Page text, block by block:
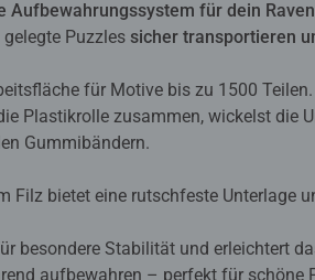
Aufbewahrungssystem für dein
Puzzles sicher transportieren
für Motive bis zu 1500
Plastikrolle zusammen, wickelst die
Gummibändern.
Filz bietet eine rutschfeste Unterlage
besondere Stabilität und erleichtert
aufbewahren – perfekt für schöne